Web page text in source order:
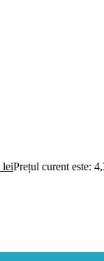
leiPrețul curent este: